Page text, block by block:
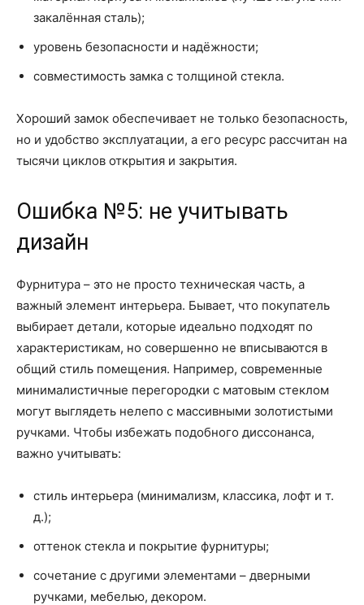
закалённая сталь);
уровень безопасности и надёжности;
совместимость замка с толщиной стекла.
Хороший замок обеспечивает не только безопасность,
но и удобство эксплуатации, а его ресурс рассчитан на
тысячи циклов открытия и закрытия.
Ошибка №5: не учитывать
дизайн
Фурнитура – это не просто техническая часть, а
важный элемент интерьера. Бывает, что покупатель
выбирает детали, которые идеально подходят по
характеристикам, но совершенно не вписываются в
общий стиль помещения. Например, современные
минималистичные перегородки с матовым стеклом
могут выглядеть нелепо с массивными золотистыми
ручками. Чтобы избежать подобного диссонанса,
важно учитывать:
стиль интерьера (минимализм, классика, лофт и т.
д.);
оттенок стекла и покрытие фурнитуры;
сочетание с другими элементами – дверными
ручками, мебелью, декором.